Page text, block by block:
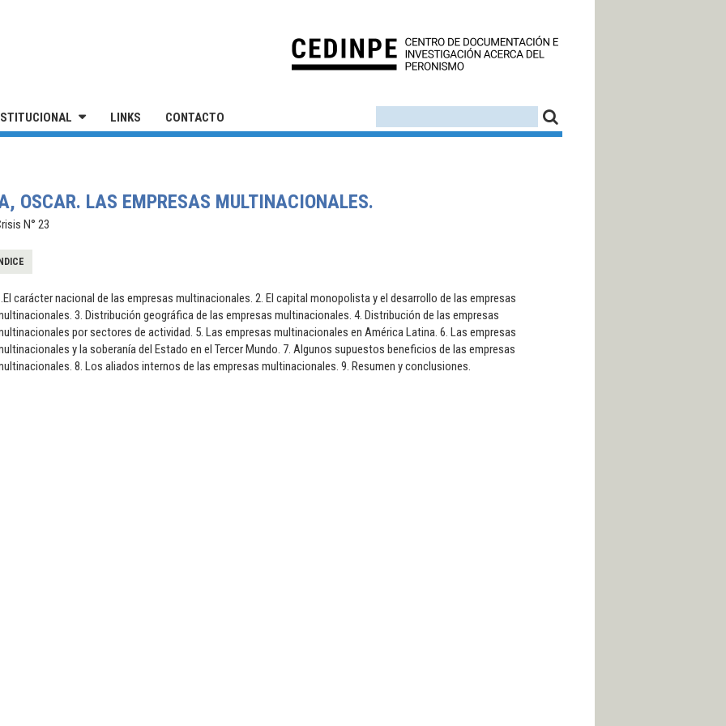
LINKS CONTACTO
OSCAR. LAS EMPRESAS MULTINACIONALES.
N° 23
carácter nacional de las empresas multinacionales. 2. El capital monopolista y el desarrollo de las empresas
3. Distribución geográfica de las empresas multinacionales. 4. Distribución de las empresas
por sectores de actividad. 5. Las empresas multinacionales en América Latina. 6. Las empresas
y la soberanía del Estado en el Tercer Mundo. 7. Algunos supuestos beneficios de las empresas
8. Los aliados internos de las empresas multinacionales. 9. Resumen y conclusiones.